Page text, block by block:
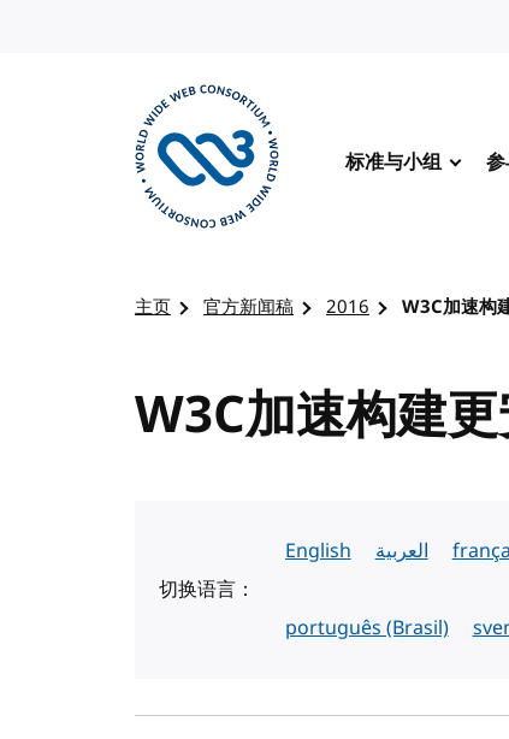
标准与小组
主页 官方新闻稿 2016 W3C加速构
W3C加速构建
切换语言：
English العربية
português (Brasil)